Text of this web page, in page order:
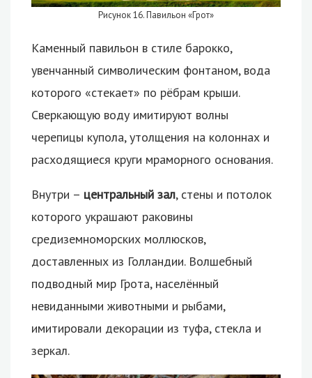
Рисунок 16. Павильон «Грот»
Каменный павильон в стиле барокко,
увенчанный символическим фонтаном, вода
которого «стекает» по рёбрам крыши.
Сверкающую воду имитируют волны
черепицы купола, утолщения на колоннах и
расходящиеся круги мраморного основания.
Внутри – центральный зал, стены и потолок
которого украшают раковины
средиземноморских моллюсков,
доставленных из Голландии. Волшебный
подводный мир Грота, населённый
невиданными животными и рыбами,
имитировали декорации из туфа, стекла и
зеркал.